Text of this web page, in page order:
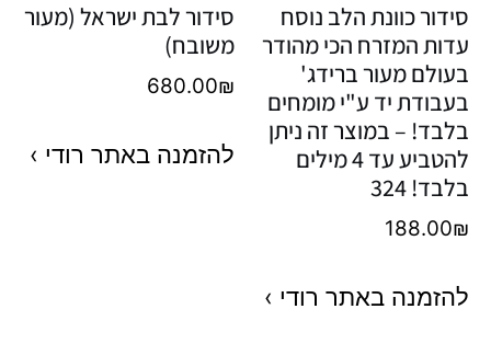
סידור כוונת הלב נוסח
עדות המזרח הכי מהודר
בעולם מעור ברידג'
בעבודת יד ע"י מומחים
בלבד! – במוצר זה ניתן
להטביע עד 4 מילים
בלבד! 324
188.00₪
להזמנה באתר רודי ›
סידור לבת ישראל (מעור
משובח)
680.00₪
להזמנה באתר רודי ›